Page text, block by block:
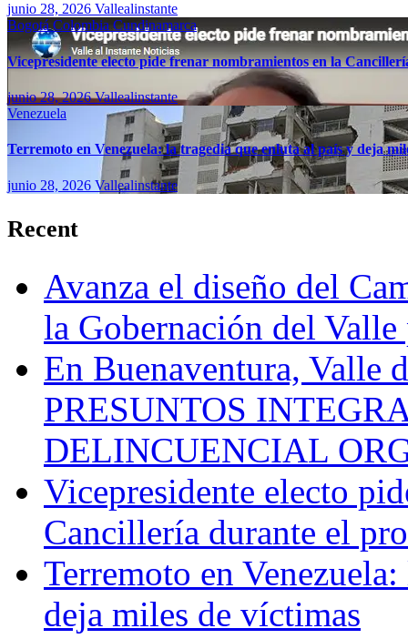
junio 28, 2026 Vallealinstante
BogotáColombia Cundinamarca
Vicepresidente electo pide frenar nombramientos en la
junio 28, 2026Vallealinstante
Venezuela
Terremoto en Venezuela: la tragedia que enluta al país y deja
junio 28, 2026 Vallealinstante
Recent
Avanza el diseño del
la Gobernación del
En Buenaventura, Valle
PRESUNTOS
DELINCUENCIAL
Vicepresidente electo
Cancillería durante el
Terremoto en
deja miles de víctimas